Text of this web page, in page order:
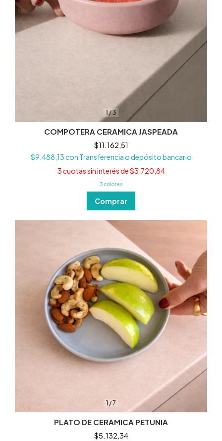
1/3
COMPOTERA CERAMICA JASPEADA
$11.162,51
$9.488,13con Transferencia o depósito bancario
3cuotas sin interés de$3.720,84
3 colores
Comprar
1 /7
PLATO DE CERAMICA PETUNIA
$5.132,34